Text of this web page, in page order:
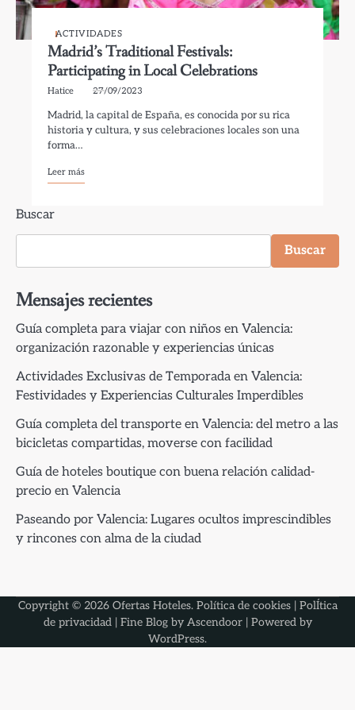
ACTIVIDADES
Madrid’s Traditional Festivals:
Participating in Local Celebrations
Hatice 27/09/2023
Madrid, la capital de España, es conocida por su rica
historia y cultura, y sus celebraciones locales son una
forma…
Leer más
Buscar
Buscar
Mensajes recientes
Guía completa para viajar con niños en Valencia:
organización razonable y experiencias únicas
Actividades Exclusivas de Temporada en Valencia:
Festividades y Experiencias Culturales Imperdibles
Guía completa del transporte en Valencia: del metro a las
bicicletas compartidas, moverse con facilidad
Guía de hoteles boutique con buena relación calidad-
precio en Valencia
Paseando por Valencia: Lugares ocultos imprescindibles
y rincones con alma de la ciudad
Copyright © 2026 Ofertas Hoteles. Política de cookies| PolÍtica
de privacidad| Fine Blog by Ascendoor| Powered by
WordPress.